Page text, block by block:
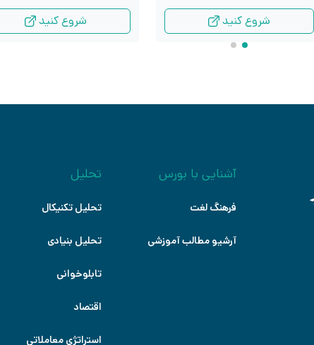
شروع کنید شروع کنید
آشنایی با بورس
فرهنگ لغت
آرشیو مطالب آموزشی
تحلیل
تحلیل تکنیکال
تحلیل بنیادی
تابلوخوانی
اقتصاد
استراتژی معاملاتی